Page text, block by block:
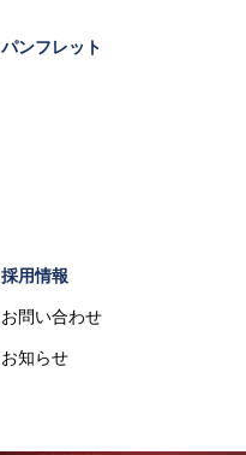
パンフレット
採用情報
お問い合わせ
お知らせ